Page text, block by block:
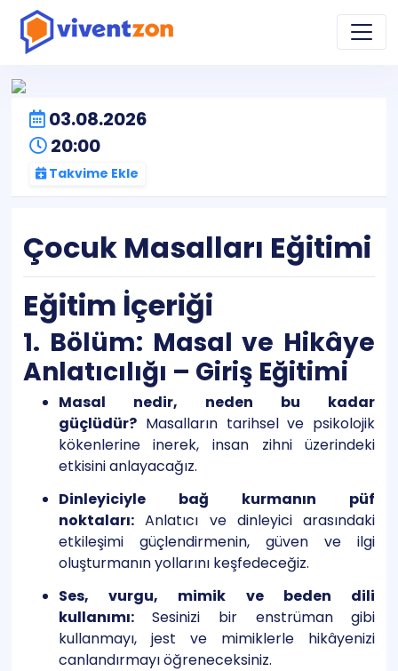
03.08.2026
20:00
Takvime Ekle
Çocuk Masalları Eğitimi
Eğitim İçeriği
1. Bölüm: Masal ve Hikâye
Anlatıcılığı – Giriş Eğitimi
Masal nedir, neden bu kadar
güçlüdür?Masalların tarihsel ve psikolojik
kökenlerine inerek, insan zihni üzerindeki
etkisini anlayacağız.
Dinleyiciyle bağ kurmanın püf
noktaları:Anlatıcı ve dinleyici arasındaki
etkileşimi güçlendirmenin, güven ve ilgi
oluşturmanın yollarını keşfedeceğiz.
Ses, vurgu, mimik ve beden dili
kullanımı:Sesinizi bir enstrüman gibi
kullanmayı, jest ve mimiklerle hikâyenizi
canlandırmayı öğreneceksiniz.